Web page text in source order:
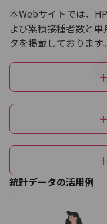
本Webサイトでは、
よび累積接種者数と
タを掲載しております。
統計データの活用例